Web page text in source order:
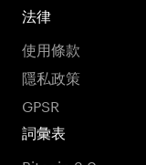
法律
使用條款
隱私政策
GPSR
詞彙表